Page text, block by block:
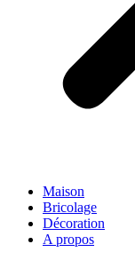
Maison
Bricolage
Décoration
A propos